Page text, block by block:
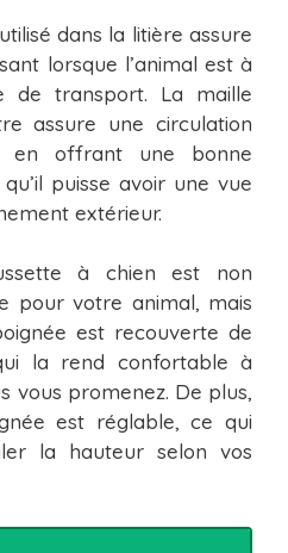
dans la litière assure
lorsque l’animal est à
de transport. La maille
assure une circulation
en offrant une bonne
puisse avoir une vue
extérieur.
à chien est non
pour votre animal, mais
est recouverte de
la rend confortable à
vous promenez. De plus,
est réglable, ce qui
la hauteur selon vos